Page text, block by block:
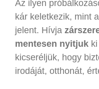
Az ilyen
kár keletkezik, mint
jelent. Hívja
mentesen nyitjuk
kicseréljük, hogy
irodáját, otthonát,